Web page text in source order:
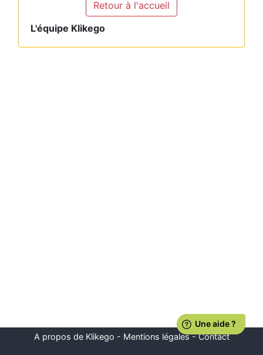
Retour à l'accueil
L'équipe Klikego
A propos de Klikego - Mentions légales-Contact